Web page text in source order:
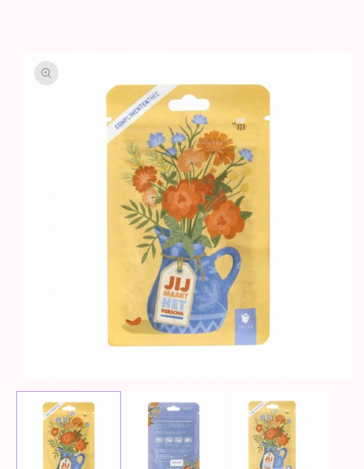
GA DIRECT NAAR
PRODUCTINFORMATIE
openen
modaal